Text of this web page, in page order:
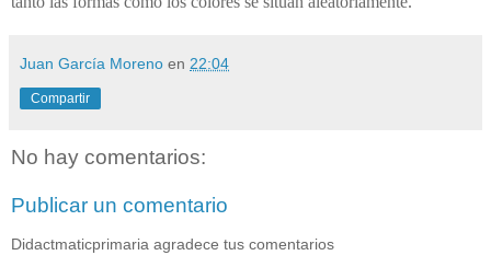
Juan García Moreno en 22:04
Compartir
No hay comentarios:
Publicar un comentario
Didactmaticprimaria agradece tus comentarios